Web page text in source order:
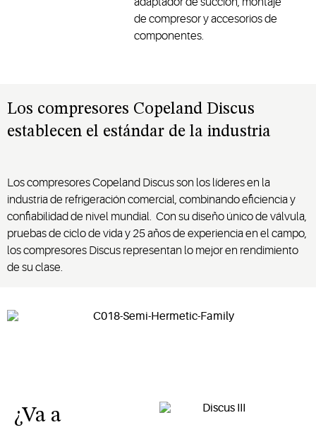
de compresor y accesorios de
componentes.
Los compresores Copeland Discus
establecen el estándar de la industria
Los compresores Copeland Discus son los líderes en la
industria de refrigeración comercial, combinando eficiencia y
confiabilidad de nivel mundial. Con su diseño único de válvula,
pruebas de ciclo de vida y 25 años de experiencia en el campo,
los compresores Discus representan lo mejor en rendimiento
de su clase.
¿Va a